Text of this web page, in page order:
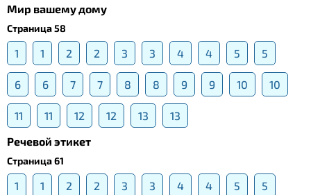
Мир вашему дому
Страница 58
1 1 2 2 3 3 4 4 5 5
6 6 7 7 8 8 9 9 10 10
11 11 12 12 13
13
Речевой этикет
Страница 61
1 1 2 2 3 3 4 4 5 5